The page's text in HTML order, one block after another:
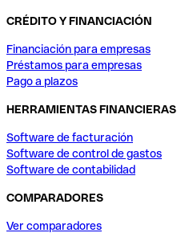
CRÉDITO Y FINANCIACIÓN
Financiación para empresas
Préstamos para empresas
Pago a plazos
HERRAMIENTAS FINANCIERAS
Software de facturación
Software de control de gastos
Software de contabilidad
COMPARADORES
Ver comparadores